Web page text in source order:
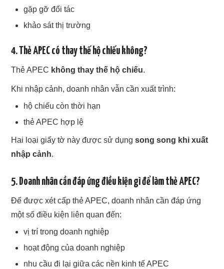
gặp gỡ đối tác
khảo sát thị trường
4. Thẻ APEC có thay thế hộ chiếu không?
Thẻ APEC không thay thế hộ chiếu.
Khi nhập cảnh, doanh nhân vẫn cần xuất trình:
hộ chiếu còn thời hạn
thẻ APEC hợp lệ
Hai loại giấy tờ này được sử dụngsong song khi xuất
nhập cảnh.
5. Doanh nhân cần đáp ứng điều kiện gì để làm thẻ APEC?
Để được xét cấp thẻ APEC, doanh nhân cần đáp ứng
một số điều kiện liên quan đến:
vị trí trong doanh nghiệp
hoạt động của doanh nghiệp
nhu cầu đi lại giữa các nền kinh tế APEC